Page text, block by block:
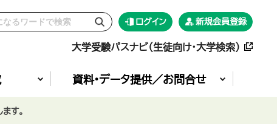
ログイン 新規会員登録
大学受験パスナビ（生徒向け・大学検索）
資料•データ提供／お問合せ
す。